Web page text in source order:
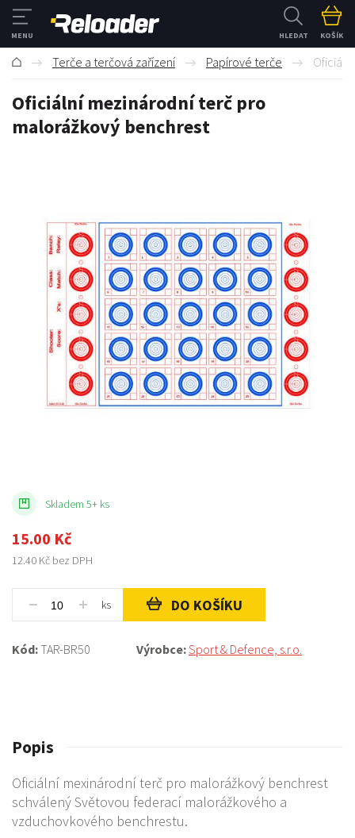
HLEDAT KOŠÍK
Terče a terčová zařízení Papírové terče
Oficiální mezinárodní terč pro
malorážkový benchrest
Kód:TAR-BR50 Výrobce:Sport & Defence, s.r.o.
Skladem 5+ ks
15.00 Kč
12.40 Kč bez DPH
ks DO KOŠÍKU
Popis
Oficiální mexinárodní terč pro malorážkový benchrest
schválený Světovou federací malorážkového a
vzduchovkového benchrestu.